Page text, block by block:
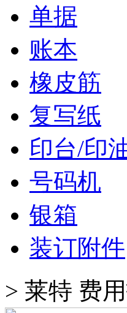
单据
账本
橡皮筋
复写纸
印台/印
号码机
银箱
装订附件
> 莱特 费